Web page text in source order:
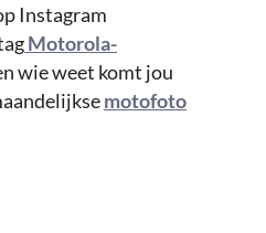
Instagram
Motorola-
wie weet komt jou
motofoto